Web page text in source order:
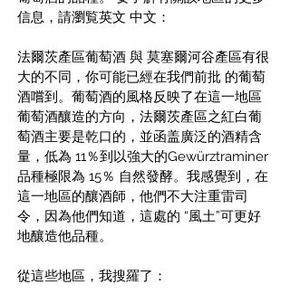
信息，請瀏覧英文 中文：
法爾茨產區葡萄酒 與 莫塞爾河谷產區有很
大的不同，你可能已經在我們前批 的葡萄
酒嚐到。葡萄酒的風格反映了在這一地區
葡萄酒釀造的方向，法爾茨產區之紅白葡
萄酒主要是乾口的，並函盖廣泛的酒精含
量，低為 11％到以強大的Gewürztraminer
品種極限為 15％ 自然發酵。我感覺到，在
這一地區的釀酒師，他們不大注重雷司
令，因為他們知道，這處的 “風土”可更好
地釀造他品種。
從這些地區，我搜羅了：